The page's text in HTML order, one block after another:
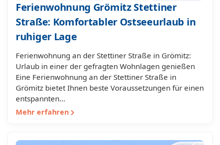
Ferienwohnung Grömitz Stettiner
Straße: Komfortabler Ostseeurlaub in
ruhiger Lage
Ferienwohnung an der Stettiner Straße in Grömitz:
Urlaub in einer der gefragten Wohnlagen genießen
Eine Ferienwohnung an der Stettiner Straße in
Grömitz bietet Ihnen beste Voraussetzungen für einen
entspannten…
Mehr erfahren